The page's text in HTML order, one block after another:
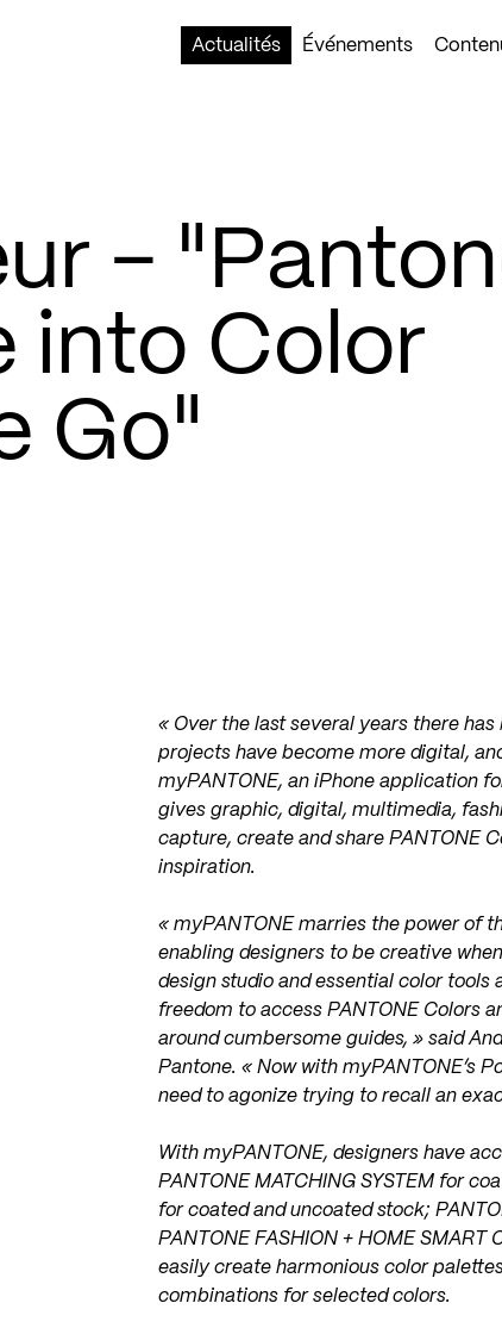
Actualités
Événements
–
into Color
Go"
« Over the last several years there
projects have become more digital,
myPANTONE, an iPhone application
gives graphic, digital, multimedia,
capture, create and share PANTONE
inspiration.
« myPANTONE marries the power of
enabling designers to be creative
design studio and essential color
freedom to access PANTONE Colors
around cumbersome guides, » said
Pantone. « Now with myPANTONE’s
need to agonize trying to recall an
With myPANTONE, designers have
PANTONE MATCHING SYSTEM for
for coated and uncoated stock;
PANTONE FASHION + HOME
easily create harmonious color
combinations for selected colors.